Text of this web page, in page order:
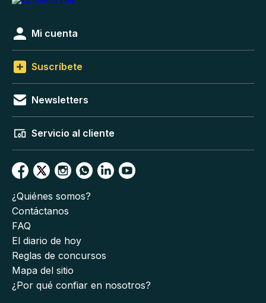
Mi cuenta
Suscríbete
Newsletters
Servicio al cliente
¿Quiénes somos?
Contáctanos
FAQ
El diario de hoy
Reglas de concursos
Mapa del sitio
¿Por qué confiar en nosotros?